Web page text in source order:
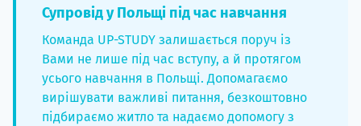
Супровід у Польщі під час навчання
Команда UP-STUDY залишається поруч із
Вами не лише під час вступу, а й протягом
усього навчання в Польщі. Допомагаємо
вирішувати важливі питання, безкоштовно
підбираємо житло та надаємо допомогу з